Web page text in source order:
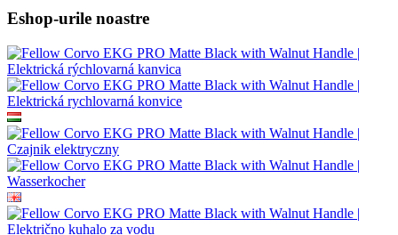
Eshop-urile noastre